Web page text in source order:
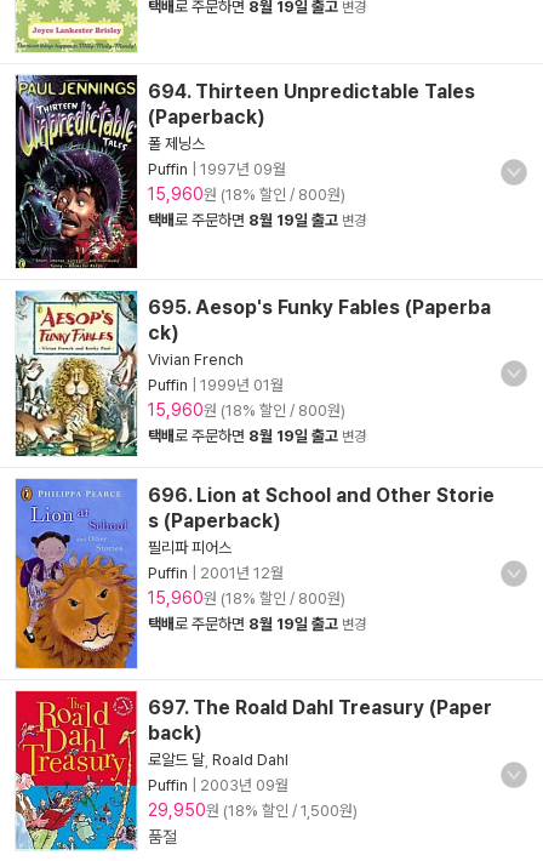
택배로 주문하면 8월 19일 출고 변경
694. Thirteen Unpredictable Tales
(Paperback)
폴 제닝스
Puffin
1997년 09월
15,960원 (18% 할인 / 800원)
택배로 주문하면 8월 19일 출고 변경
695. Aesop's Funky Fables (Paperba
ck)
Vivian French
Puffin
1999년 01월
15,960원 (18% 할인 / 800원)
택배로 주문하면 8월 19일 출고 변경
696. Lion at School and Other Storie
s (Paperback)
필리파 피어스
Puffin
2001년 12월
15,960원 (18% 할인 / 800원)
택배로 주문하면 8월 19일 출고 변경
697. The Roald Dahl Treasury (Paper
back)
로알드 달 Roald Dahl
Puffin
2003년 09월
29,950원 (18% 할인 / 1,500원)
품절